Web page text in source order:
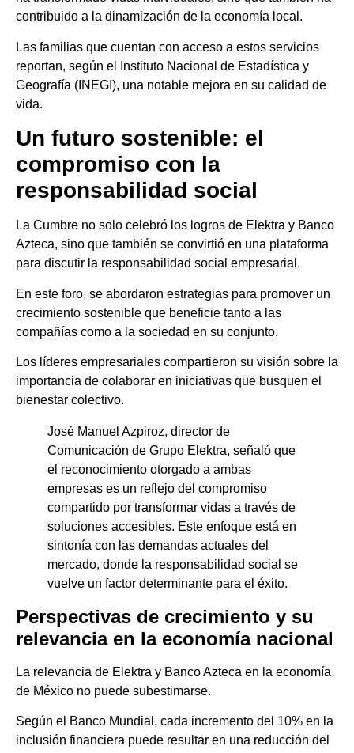
contribuido a la dinamización de la economía local.
Las familias que cuentan con acceso a estos servicios
reportan, según el Instituto Nacional de Estadística y
Geografía (INEGI), una notable mejora en su calidad de
vida.
Un futuro sostenible: el
compromiso con la
responsabilidad social
La Cumbre no solo celebró los logros de Elektra y Banco
Azteca, sino que también se convirtió en una plataforma
para discutir la responsabilidad social empresarial.
En este foro, se abordaron estrategias para promover un
crecimiento sostenible que beneficie tanto a las
compañías como a la sociedad en su conjunto.
Los líderes empresariales compartieron su visión sobre la
importancia de colaborar en iniciativas que busquen el
bienestar colectivo.
José Manuel Azpiroz, director de
Comunicación de Grupo Elektra, señaló que
el reconocimiento otorgado a ambas
empresas es un reflejo del compromiso
compartido por transformar vidas a través de
soluciones accesibles. Este enfoque está en
sintonía con las demandas actuales del
mercado, donde la responsabilidad social se
vuelve un factor determinante para el éxito.
Perspectivas de crecimiento y su
relevancia en la economía nacional
La relevancia de Elektra y Banco Azteca en la economía
de México no puede subestimarse.
Según el Banco Mundial, cada incremento del 10% en la
inclusión financiera puede resultar en una reducción del